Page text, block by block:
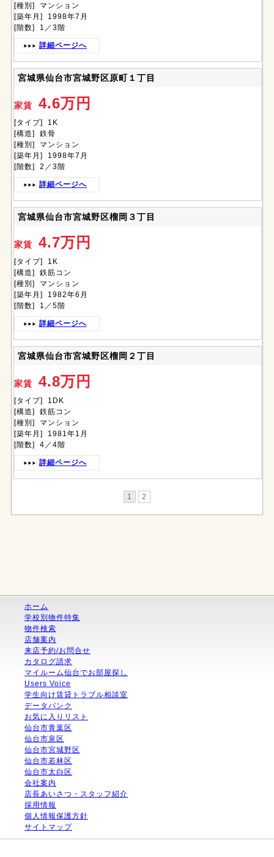
[種別] マンション
[築年月] 1998年7月
[階数] 1／3階
詳細ページへ
宮城県仙台市宮城野区原町１丁目
家賃 4.6万円
[タイプ] 1K
[構造] 鉄骨
[種別] マンション
[築年月] 1998年7月
[階数] 2／3階
詳細ページへ
宮城県仙台市宮城野区榴岡３丁目
家賃 4.7万円
[タイプ] 1K
[構造] 鉄筋コン
[種別] マンション
[築年月] 1982年6月
[階数] 1／5階
詳細ページへ
宮城県仙台市宮城野区榴岡２丁目
家賃 4.8万円
[タイプ] 1DK
[構造] 鉄筋コン
[種別] マンション
[築年月] 1981年1月
[階数] 4／4階
詳細ページへ
1 2
ホーム
学校別物件特集
物件検索
店舗案内
来店予約/お問合せ
カタログ請求
マイルーム仙台でお部屋探し
Users Voice
学生向け賃貸トラブル相談室
データバンク
お気に入りリスト
仙台市青葉区
仙台市泉区
仙台市宮城野区
仙台市若林区
仙台市太白区
会社案内
店長あいさつ・スタッフ紹介
採用情報
個人情報保護方針
サイトマップ